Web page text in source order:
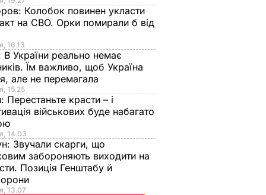
Колобок повинен укласти
на СВО. Орки помирали б від
16.13
В України реально немає
Їм важливо, щоб Україна
але не перемагала
15.25
Перестаньте красти – і
військових буде набагато
14.03
Звучали скарги, що
забороняють виходити на
Позиція Генштабу й
13.07